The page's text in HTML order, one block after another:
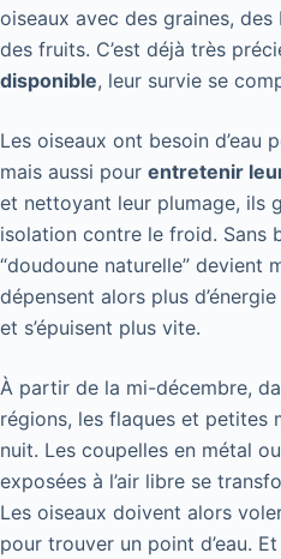
oiseaux avec des graines, des
des fruits. C’est déjà très
disponible, leur survie se
Les oiseaux ont besoin d’eau
mais aussi pour entretenir
et nettoyant leur plumage, ils
isolation contre le froid. Sans
“doudoune naturelle” devient
dépensent alors plus
et s’épuisent plus vite.
À partir de la mi-décembre,
régions, les flaques et petites
nuit. Les coupelles en métal
exposées à l’air libre se
Les oiseaux doivent alors
pour trouver un point d’eau.